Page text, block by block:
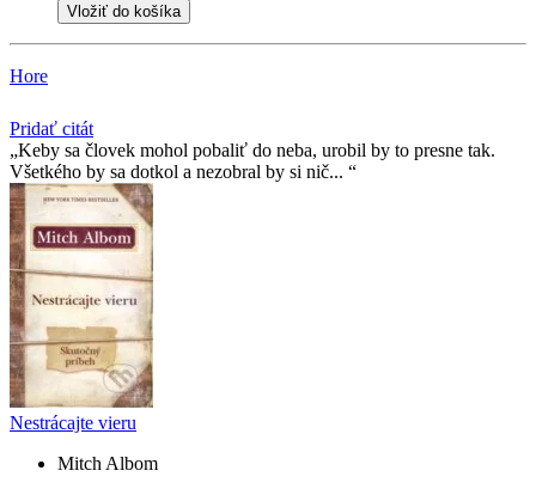
Vložiť do košíka
Hore
Pridať citát
Keby sa človek mohol pobaliť do neba, urobil by to presne tak.
Všetkého by sa dotkol a nezobral by si nič...
Nestrácajte vieru
Mitch Albom